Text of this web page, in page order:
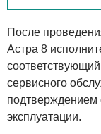
После
Астра 8
сервисного
подтверждением
эксплуатации.